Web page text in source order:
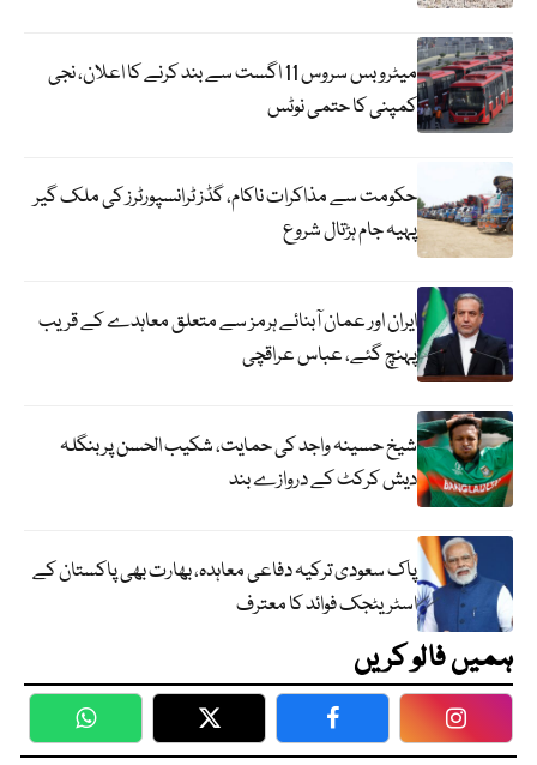
میٹرو بس سروس 11 اگست سے بند کرنے کا اعلان، نجی
کمپنی کا حتمی نوٹس
حکومت سے مذاکرات ناکام، گڈز ٹرانسپورٹرز کی ملک گیر
پہیہ جام ہڑتال شروع
ایران اور عمان آبنائے ہرمز سے متعلق معاہدے کے قریب
پہنچ گئے، عباس عراقچی
شیخ حسینہ واجد کی حمایت، شکیب الحسن پر بنگلہ
دیش کرکٹ کے دروازے بند
پاک سعودی ترکیہ دفاعی معاہدہ، بھارت بھی پاکستان کے
اسٹریٹجک فوائد کا معترف
ہمیں فالو کریں
WhatsApp Twitter Facebook